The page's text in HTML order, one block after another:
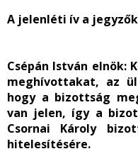
A jelenléti ív a
Csépán István elnök:
meghívottakat, az
hogy a bizottság
van jelen, így a
Csornai Károly
hitelesítésére.